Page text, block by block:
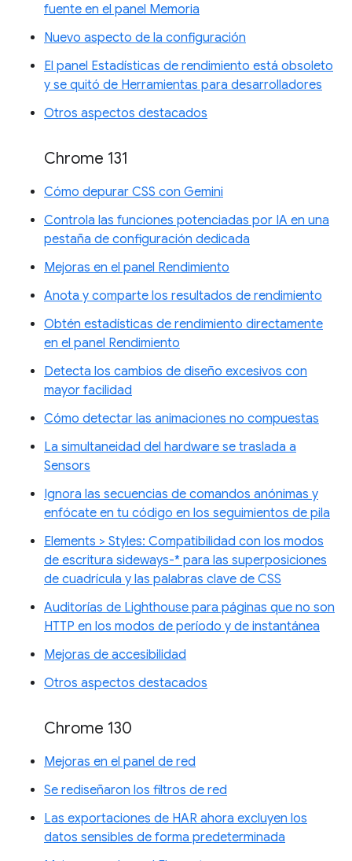
fuente en el panel Memoria
Nuevo aspecto de la configuración
El panel Estadísticas de rendimiento está obsoleto
y se quitó de Herramientas para desarrolladores
Otros aspectos destacados
Chrome 131
Cómo depurar CSS con Gemini
Controla las funciones potenciadas por IA en una
pestaña de configuración dedicada
Mejoras en el panel Rendimiento
Anota y comparte los resultados de rendimiento
Obtén estadísticas de rendimiento directamente
en el panel Rendimiento
Detecta los cambios de diseño excesivos con
mayor facilidad
Cómo detectar las animaciones no compuestas
La simultaneidad del hardware se traslada a
Sensors
Ignora las secuencias de comandos anónimas y
enfócate en tu código en los seguimientos de pila
Elements > Styles: Compatibilidad con los modos
de escritura sideways-* para las superposiciones
de cuadrícula y las palabras clave de CSS
Auditorías de Lighthouse para páginas que no son
HTTP en los modos de período y de instantánea
Mejoras de accesibilidad
Otros aspectos destacados
Chrome 130
Mejoras en el panel de red
Se rediseñaron los filtros de red
Las exportaciones de HAR ahora excluyen los
datos sensibles de forma predeterminada